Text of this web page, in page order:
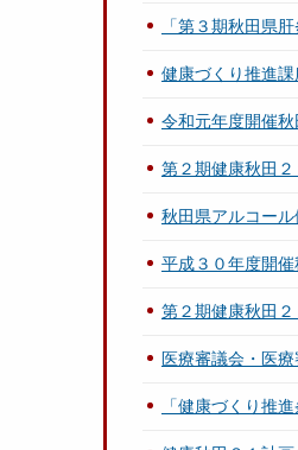
「第３期秋田県
健康づくり推進
令和元年度開催
第２期健康秋田
秋田県アルコー
平成３０年度開
第２期健康秋田
医療審議会・医
「健康づくり推